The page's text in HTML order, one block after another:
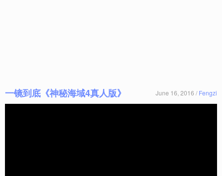
一镜到底《神秘海域4真人版》 June 16, 2016 / Fengzi